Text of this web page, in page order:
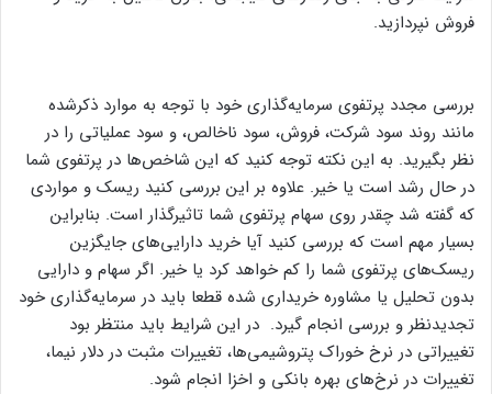
فروش نپردازید.
بررسی مجدد پرتفوی سرمایه‌گذاری خود با توجه به موارد ذکرشده
مانند روند سود شرکت، فروش، سود ناخالص، و سود عملیاتی را در
نظر بگیرید. به این نکته توجه کنید که این شاخص‌ها در پرتفوی شما
در حال رشد است یا خیر. علاوه بر این بررسی کنید ریسک و مواردی
که گفته شد چقدر روی سهام پرتفوی شما تاثیر‌گذار است. بنابراین
بسیار مهم است که بررسی کنید آیا خرید دارایی‌های جایگزین
ریسک‌های پرتفوی شما را کم خواهد کرد یا خیر. اگر سهام و دارایی
بدون تحلیل یا مشاوره خریداری شده قطعا باید در سرمایه‌گذاری خود
تجدیدنظر و بررسی انجام گیرد. در این شرایط باید منتظر بود
تغییراتی در نرخ خوراک پتروشیمی‌ها، تغییرات مثبت در دلار نیما،
تغییرات در نرخ‌های بهره بانکی و اخزا انجام شود.